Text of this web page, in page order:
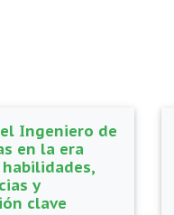
Ingeniero de
en la era
y
clave